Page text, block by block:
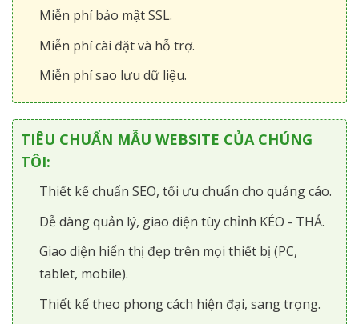
Miễn phí bảo mật SSL.
Miễn phí cài đặt và hỗ trợ.
Miễn phí sao lưu dữ liệu.
TIÊU CHUẨN MẪU WEBSITE CỦA CHÚNG
TÔI:
Thiết kế chuẩn SEO, tối ưu chuẩn cho quảng cáo.
Dễ dàng quản lý, giao diện tùy chỉnh KÉO - THẢ.
Giao diện hiển thị đẹp trên mọi thiết bị (PC,
tablet, mobile).
Thiết kế theo phong cách hiện đại, sang trọng.